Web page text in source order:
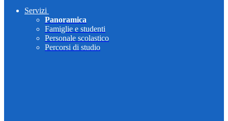
Servizi
Panoramica
Famiglie e studenti
Personale scolastico
Percorsi di studio